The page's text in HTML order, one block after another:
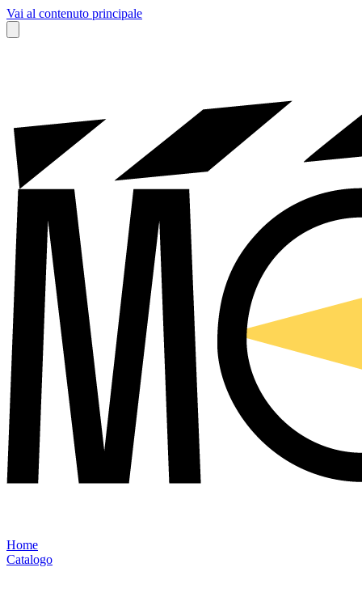
Vai al contenuto principale
Home
Catalogo